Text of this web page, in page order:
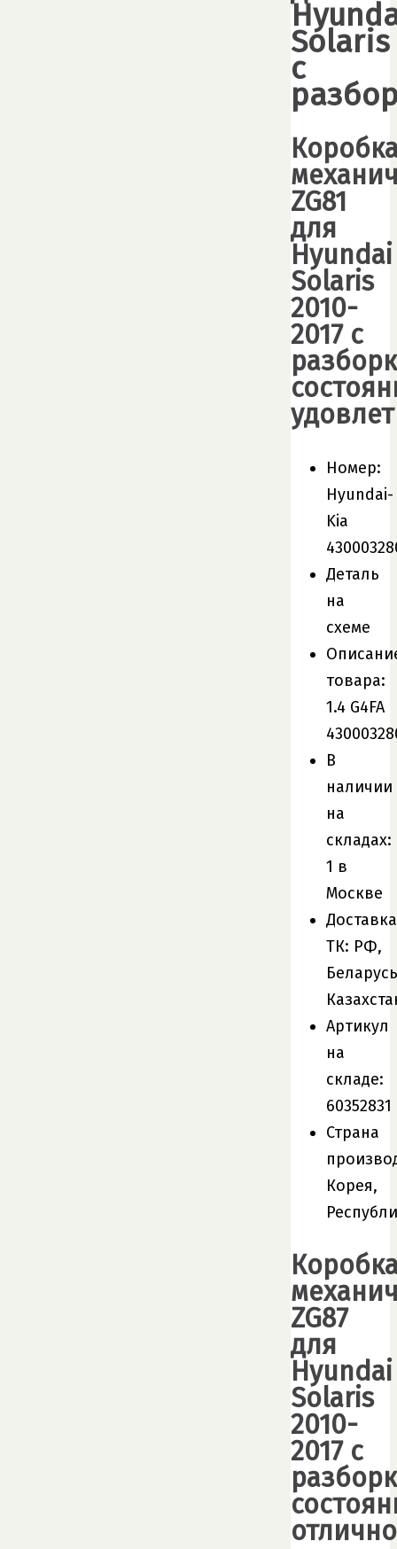
Solaris
с
ZG81
для
Hyundai
Solaris
2010-
2017 с
Номер:
Hyundai-
Kia
Деталь
на
схеме
товара:
1.4 G4FA
В
наличии
на
складах:
1 в
Москве
Доставка
ТК: РФ,
Артикул
на
складе:
60352831
Страна
Корея,
ZG87
для
Hyundai
Solaris
2010-
2017 с